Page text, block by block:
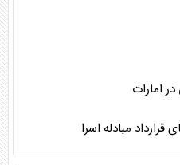
امارات
مبادله اسرا